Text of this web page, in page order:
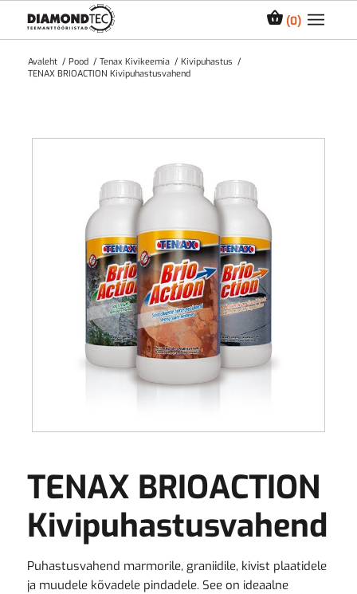
0
Avaleht / Pood / Tenax Kivikeemia / Kivipuhastus /
TENAX BRIOACTION Kivipuhastusvahend
TENAX BRIOACTION
Kivipuhastusvahend
Puhastusvahend marmorile, graniidile, kivist plaatidele
ja muudele kõvadele pindadele. See on ideaalne